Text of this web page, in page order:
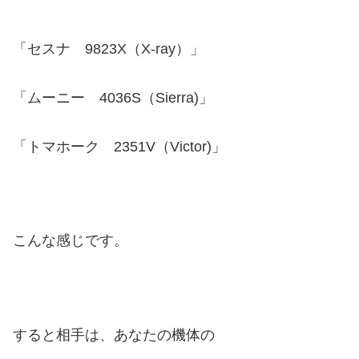
「セスナ 9823X（X-ray）」
「ムーニー 4036S（Sierra)」
「トマホーク 2351V（Victor)」
こんな感じです。
すると相手は、あなたの機体の